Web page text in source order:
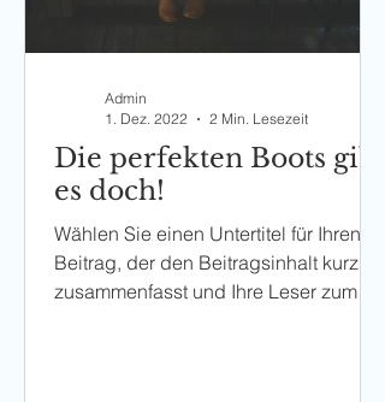
Die perfekten Boots gibt
es doch!
Wählen Sie einen Untertitel für Ihren
Beitrag, der den Beitragsinhalt kurz
zusammenfasst und Ihre Leser zum
Admin
1. Dez. 2022
2 Min. Lesezeit